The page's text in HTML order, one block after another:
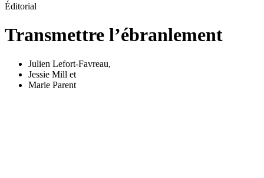
Éditorial
Transmettre l’ébranlement
Julien Lefort-Favreau,
Jessie Mill et
Marie Parent